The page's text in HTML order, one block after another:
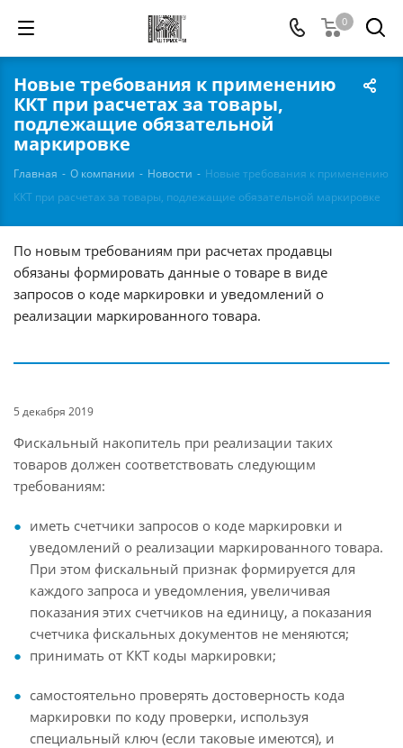
0
Новые требования к применению
ККТ при расчетах за товары,
подлежащие обязательной
маркировке
Главная - О компании - Новости - Новые требования к применению
ККТ при расчетах за товары, подлежащие обязательной маркировке
По новым требованиям при расчетах продавцы
обязаны формировать данные о товаре в виде
запросов о коде маркировки и уведомлений о
реализации маркированного товара.
5 декабря 2019
Фискальный накопитель при реализации таких
товаров должен соответствовать следующим
требованиям:
иметь счетчики запросов о коде маркировки и
уведомлений о реализации маркированного товара.
При этом фискальный признак формируется для
каждого запроса и уведомления, увеличивая
показания этих счетчиков на единицу, а показания
счетчика фискальных документов не меняются;
принимать от ККТ коды маркировки;
самостоятельно проверять достоверность кода
маркировки по коду проверки, используя
специальный ключ (если таковые имеются), и